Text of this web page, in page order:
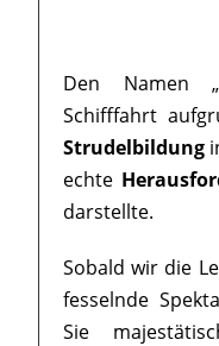
Den Namen
Schifffahrt
Strudelbildung
echte
darstellte.
Sobald wir die
fesselnde
Sie